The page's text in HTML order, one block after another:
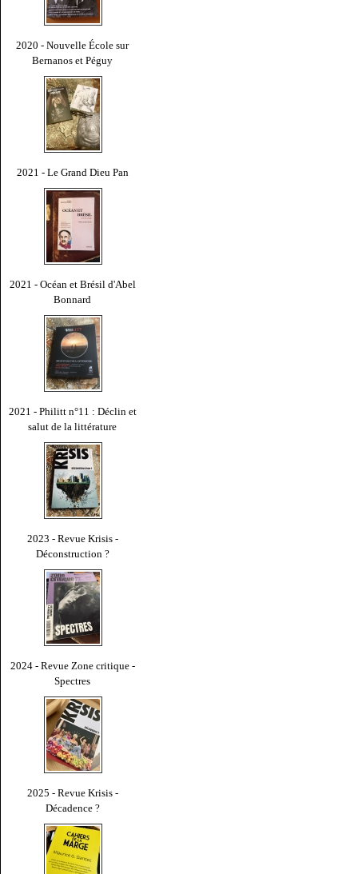
2020 - Nouvelle École sur
Bernanos et Péguy
2021 - Le Grand Dieu Pan
2021 - Océan et Brésil d'Abel
Bonnard
2021 - Philitt n°11 : Déclin et
salut de la littérature
2023 - Revue Krisis -
Déconstruction ?
2024 - Revue Zone critique -
Spectres
2025 - Revue Krisis -
Décadence ?